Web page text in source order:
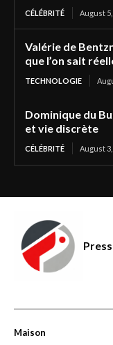
CÉLÉBRITÉ August
Valérie de
que l’on sait
TECHNOLOGIE
Dominique du
et vie discrète
CÉLÉBRITÉ August
Maison